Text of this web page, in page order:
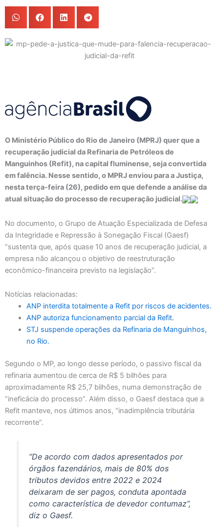
O Ministério Público do Rio de Janeiro (MPRJ) quer que a
recuperação judicial da Refinaria de Petróleos de
Manguinhos (Refit), na capital fluminense, seja convertida
em falência. Nesse sentido, o MPRJ enviou para a Justiça,
nesta terça-feira (26), pedido em que defende a análise da
atual situação do processo de recuperação judicial.
No documento, o Grupo de Atuação Especializada de Defesa
da Integridade e Repressão à Sonegação Fiscal (Gaesf)
“sustenta que, após quase 10 anos de recuperação judicial, a
empresa não alcançou o objetivo de reestruturação
econômico-financeira previsto na legislação”.
Notícias relacionadas:
ANP interdita totalmente a Refit por riscos de acidentes.
ANP autoriza funcionamento parcial da Refit.
STJ suspende operações da Refinaria de Manguinhos,
no Rio.
Segundo o MP, ao longo desse período, o passivo fiscal da
refinaria aumentou de cerca de R$ 5 bilhões para
aproximadamente R$ 25,7 bilhões, numa demonstração de
“ineficácia do processo”. Além disso, o Gaesf destaca que a
Refit manteve, nos últimos anos, “inadimplência tributária
recorrente”.
“De acordo com dados apresentados por
órgãos fazendários, mais de 80% dos
tributos devidos entre 2022 e 2024
deixaram de ser pagos, conduta apontada
como característica de devedor contumaz”,
diz o Gaesf.